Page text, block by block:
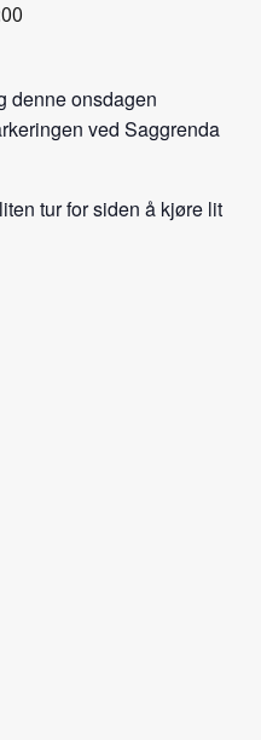
denne onsdagen
ved Saggrenda
tur for siden å kjøre lit